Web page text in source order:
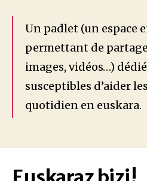
Un padlet (un espace
permettant de
images, vidéos…)
susceptibles d’aider
quotidien en euskara.